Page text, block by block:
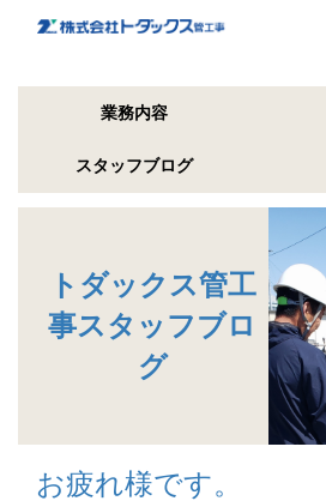
業務内容
スタッフブログ
トダックス管工
事スタッフブロ
グ
お疲れ様です。